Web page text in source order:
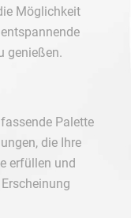
Möglichkeit
genießen.
Palette
die Ihre
erfüllen und